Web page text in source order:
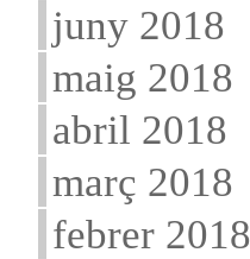
juny 2018
maig 2018
abril 2018
març 2018
febrer 2018